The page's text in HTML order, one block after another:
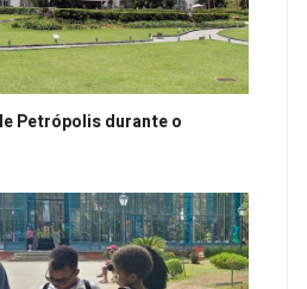
Petrópolis durante o